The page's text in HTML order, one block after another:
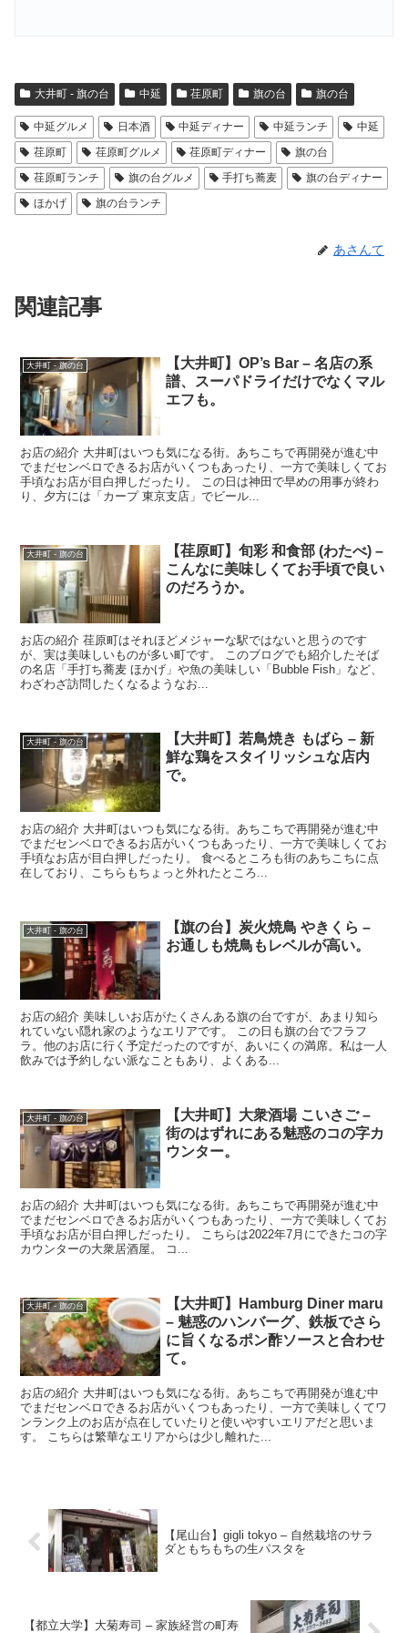
大井町 - 旗の台 中延 荏原町 旗の台 旗の台
中延グルメ 日本酒 中延ディナー 中延ランチ
中延
荏原町
荏原町グルメ 荏原町ディナー
旗の台
荏原町ランチ
旗の台グルメ 手打ち蕎麦
旗の台ディナー
ほかげ
旗の台ランチ
あさんて
関連記事
大井町 - 旗の台
【大井町】OP’s Bar – 名店の系
譜、スーパドライだけでなくマル
エフも。
お店の紹介 大井町はいつも気になる街。あちこちで再開発が進む中
でまだセンベロできるお店がいくつもあったり、一方で美味しくてお
手頃なお店が目白押しだったり。 この日は神田で早めの用事が終わ
り、夕方には「カープ 東京支店」でビール...
大井町 - 旗の台
【荏原町】旬彩 和食部 (わたべ) –
こんなに美味しくてお手頃で良い
のだろうか。
お店の紹介 荏原町はそれほどメジャーな駅ではないと思うのです
が、実は美味しいものが多い町です。 このブログでも紹介したそば
の名店「手打ち蕎麦 ほかげ」や魚の美味しい「Bubble Fish」など、
わざわざ訪問したくなるようなお...
大井町 - 旗の台
【大井町】若鳥焼き もばら – 新
鮮な鶏をスタイリッシュな店内
で。
お店の紹介 大井町はいつも気になる街。あちこちで再開発が進む中
でまだセンベロできるお店がいくつもあったり、一方で美味しくてお
手頃なお店が目白押しだったり。 食べるところも街のあちこちに点
在しており、こちらもちょっと外れたところ...
大井町 - 旗の台
【旗の台】炭火焼鳥 やきくら –
お通しも焼鳥もレベルが高い。
お店の紹介 美味しいお店がたくさんある旗の台ですが、あまり知ら
れていない隠れ家のようなエリアです。 この日も旗の台でフラフ
ラ。他のお店に行く予定だったのですが、あいにくの満席。私は一人
飲みでは予約しない派なこともあり、よくある...
大井町 - 旗の台
【大井町】大衆酒場 こいさご –
街のはずれにある魅惑のコの字カ
ウンター。
お店の紹介 大井町はいつも気になる街。あちこちで再開発が進む中
でまだセンベロできるお店がいくつもあったり、一方で美味しくてお
手頃なお店が目白押しだったり。 こちらは2022年7月にできたコの字
カウンターの大衆居酒屋。 コ...
大井町 - 旗の台
【大井町】Hamburg Diner maru
– 魅惑のハンバーグ、鉄板でさら
に旨くなるポン酢ソースと合わせ
て。
お店の紹介 大井町はいつも気になる街。あちこちで再開発が進む中
でまだセンベロできるお店がいくつもあったり、一方で美味しくてワ
ンランク上のお店が点在していたりと使いやすいエリアだと思いま
す。 こちらは繁華なエリアからは少し離れた...
【尾山台】gigli tokyo – 自然栽培のサラ
ダともちもちの生パスタを
【都立大学】大菊寿司 – 家族経営の町寿